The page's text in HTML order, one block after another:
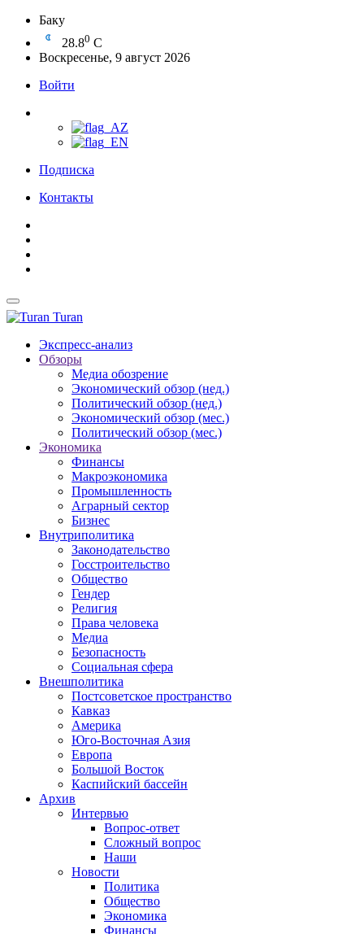
Баку
28.80 C
Воскресенье, 9 август 2026
Войти
Подписка
Контакты
Turan
Экспресс-анализ
Обзоры
Медиа обозрение
Экономический обзор (нед.)
Политический обзор (нед.)
Экономический обзор (мес.)
Политический обзор (мес.)
Экономика
Финансы
Макроэкономика
Промышленность
Аграрный сектор
Бизнес
Внутриполитика
Законодательство
Госстроительство
Общество
Гендер
Религия
Права человека
Медиа
Безопасность
Социальная сфера
Внешполитика
Постсоветское пространство
Кавказ
Америка
Юго-Восточная Азия
Европа
Большой Восток
Каспийский бассейн
Архив
Интервью
Вопрос-ответ
Сложный вопрос
Наши
Новости
Политика
Общество
Экономика
Финансы